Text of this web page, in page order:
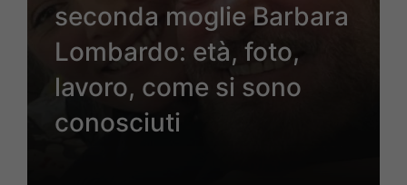
seconda moglie Barbara
Lombardo: età, foto,
lavoro, come si sono
conosciuti